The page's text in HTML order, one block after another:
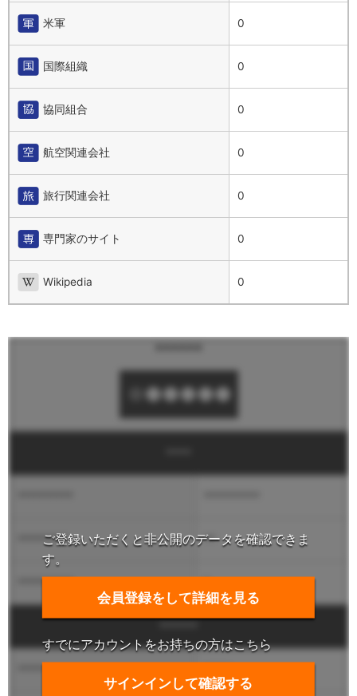
米軍 0
国際組織 0
協同組合 0
航空関連会社 0
旅行関連会社 0
専門家のサイト 0
Wikipedia 0
ご登録いただくと非公開のデータを確認できま
す。
会員登録をして詳細を見る
すでにアカウントをお持ちの方はこちら
サインインして確認する
********* **
**********